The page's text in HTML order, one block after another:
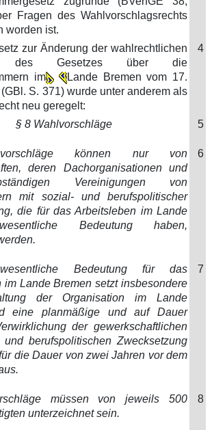
Fragen des Wahlvorschlagsrechts
worden ist.
zur Änderung der wahlrechtlichen
des Gesetzes über die
im
Lande Bremen vom 17.
S. 371) wurde unter anderem als
neu geregelt:
4
§ 8 Wahlvorschläge 5
können nur von
deren Dachorganisationen und
Vereinigungen von
mit sozial- und berufspolitischer
die für das Arbeitsleben im Lande
Bedeutung haben,
6
Bedeutung für das
im Lande Bremen setzt insbesondere
der Organisation im Lande
eine planmäßige und auf Dauer
der gewerkschaftlichen
berufspolitischen Zwecksetzung
die Dauer von zwei Jahren vor dem
7
müssen von jeweils 500
unterzeichnet sein.
8